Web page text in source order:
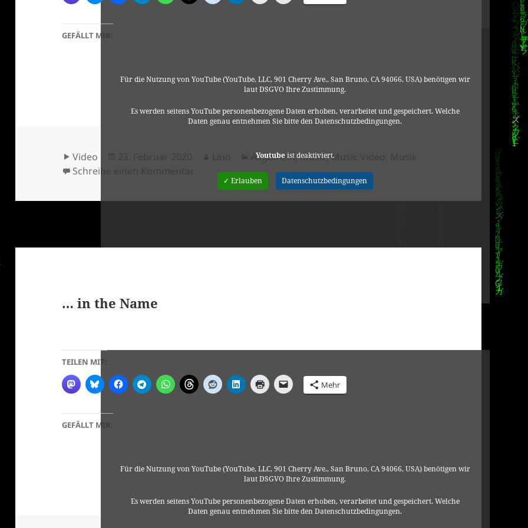
Für die Nutzung von YouTube (YouTube, LLC, 901 Cherry Ave., San Bruno, CA 94066, USA) benötigen wir
laut DSGVO Ihre Zustimmung.
Es werden seitens YouTube personenbezogene Daten erhoben, verarbeitet und gespeichert. Welche
Daten genau entnehmen Sie bitte den Datenschutzbedingungen.
Youtubeist deaktiviert.
✓ Erlauben Datenschutzbedingungen
GEFÄLLT MIR:
Format
Video Kategorien
Allgemein,Music,Music Video
Schreibe einen Kommentar
zu Sabotage
… in the Name
Für die Nutzung von YouTube (YouTube, LLC, 901 Cherry Ave., San Bruno, CA 94066, USA) benötigen wir
laut DSGVO Ihre Zustimmung.
Es werden seitens YouTube personenbezogene Daten erhoben, verarbeitet und gespeichert. Welche
Daten genau entnehmen Sie bitte den Datenschutzbedingungen.
TEILEN MIT:
Mehr
GEFÄLLT MIR: